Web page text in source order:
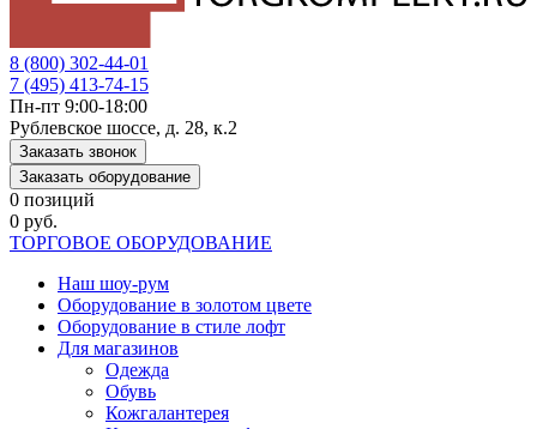
8 (800) 302-44-01
7 (495) 413-74-15
Пн-пт 9:00-18:00
Рублевское шоссе, д. 28, к.2
Заказать звонок
Заказать оборудование
0 позиций
0 руб.
ТОРГОВОЕ ОБОРУДОВАНИЕ
Наш шоу-рум
Оборудование в золотом цвете
Оборудование в стиле лофт
Для магазинов
Одежда
Обувь
Кожгалантерея